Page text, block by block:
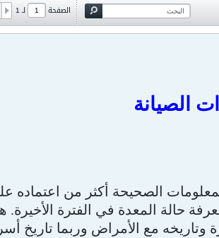
الصفحة لـ1
الصيانة
الصحيحة أكثر من اعتماده
حالة المعدة في الفترة الأخيرة.
وتاريخه مع الأمراض وربما تاريخ